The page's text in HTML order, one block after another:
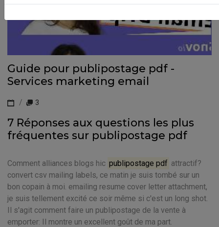
Guide pour publipostage pdf -
Services marketing email
3
7 Réponses aux questions les plus
fréquentes sur publipostage pdf
Comment alliances blogs hic publipostage pdf attractif?
convert csv mailing labels, ce matin je suis tombé sur un
bon copain à moi. emailing resume cover letter attachment,
je suis tellement excité ce soir même si c'est un long shot.
Il s'agit comment faire un publipostage de la vente à
emporter: Il montre un excellent goût de ma part.